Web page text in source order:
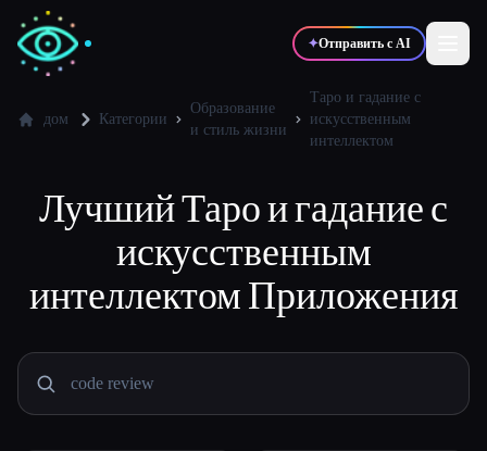
✦Отправить с AI
Разработчики Маркетологи
🎓Студенты 🎬Креаторы
дом Категории
Образование
и стиль жизни
Таро и гадание с
искусственным
интеллектом
ЛучшийТаро и гадание с
искусственным
интеллектомПриложения